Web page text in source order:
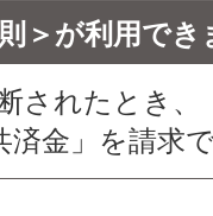
＞が利用でき
されたとき
済金」を請求